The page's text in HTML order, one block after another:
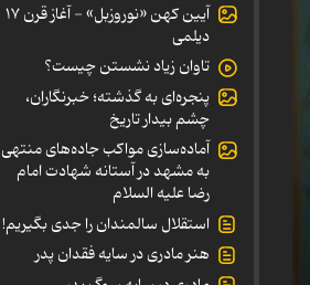
آیین کهن «نوروزبل» - آغاز قرن ۱۷
دیلمی
تاوان زیاد نشستن چیست؟
پنجره‌ای به گذشته؛ خبرنگاران،
چشم بیدار تاریخ
آماده‌سازی مواکب جاده‌های منتهی
به مشهد در آستانه شهادت امام
رضا علیه السلام
استقلال سالمندان را جدی بگیریم!
هنر مادری در سایه‌ فقدان پدر